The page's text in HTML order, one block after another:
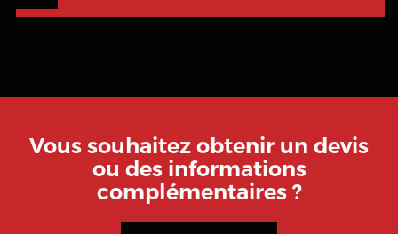
Vous souhaitez obtenir un devis
ou des informations
complémentaires ?